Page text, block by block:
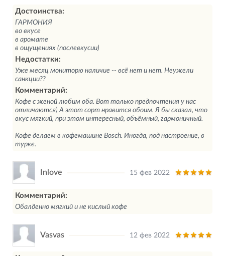
Достоинства:
ГАРМОНИЯ
во вкусе
в аромате
в ощущениях (послевкусии)
Недостатки:
Уже месяц мониторю наличие -- всё нет и нет. Неужели
санкции??
Комментарий:
Кофе с женой любим оба. Вот только предпочтения у нас
отличаются) А этот сорт нравится обоим. Я бы сказал, что
вкус мягкий, при этом интересный, объёмный, гармоничный.
Кофе делаем в кофемашине Bosch. Иногда, под настроение, в
турке.
Inlove 15 фев 2022
Комментарий:
Обалденно мягкий и не кислый кофе
Vasvas 12 фев 2022